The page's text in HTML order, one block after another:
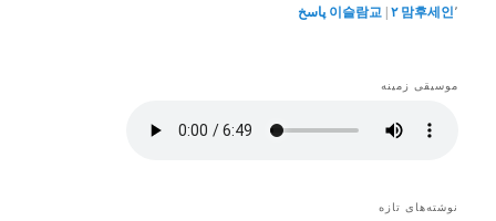
맘후세인٬ 이슬람교 | ۲ پاسخ
موسیقی زمینه
نوشته‌های تازه